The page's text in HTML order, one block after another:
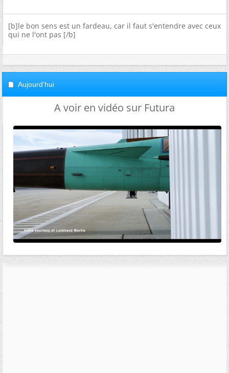
[b]le bon sens est un fardeau, car il faut s'entendre avec ceux
qui ne l'ont pas [/b]
Aujourd'hui
A voir en vidéo sur Futura